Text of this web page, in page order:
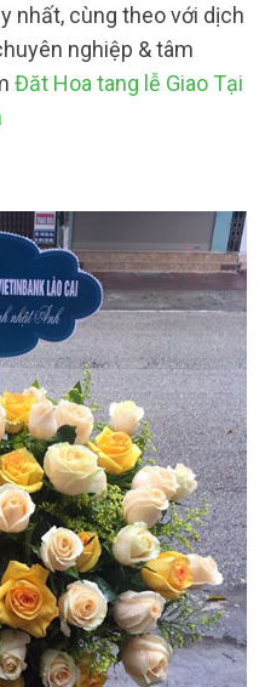
nhất, cùng theo với dịch
nghiệp & tâm
Đăt Hoa tang lễ Giao Tại